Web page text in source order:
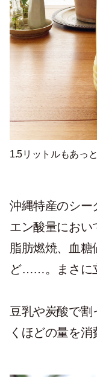
1.5リットルもあっ
沖縄特産のシー
エン酸量におい
脂肪燃焼、血
ど……。まさに
豆乳や炭酸で割
くほどの量を消